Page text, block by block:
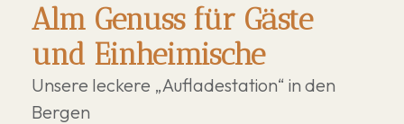
Alm Genuss für Gäste
und Einheimische
Unsere leckere „Aufladestation“ in den
Bergen